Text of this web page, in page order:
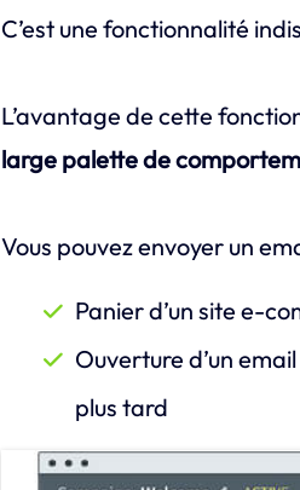
C’est une fonctionnalité
L’avantage de cette
large palette de
Vous pouvez envoyer un
Panier d’un site e-
Ouverture d’un
plus tard